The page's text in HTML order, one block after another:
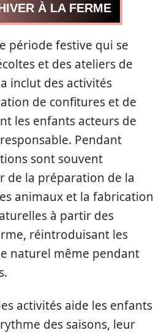
À LA FERME
période festive qui se
et des ateliers de
inclut des activités
de confitures et de
les enfants acteurs de
Pendant
sont souvent
de la préparation de la
animaux et la fabrication
à partir des
réintroduisant les
naturel même pendant
activités aide les enfants
des saisons, leur